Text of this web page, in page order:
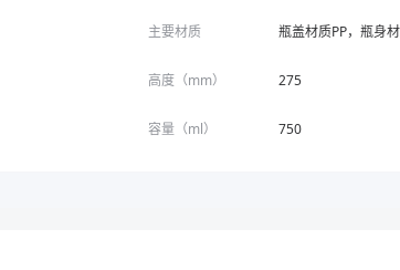
主要材质 瓶盖材质PP，瓶身
高度（mm） 275
容量（ml） 750